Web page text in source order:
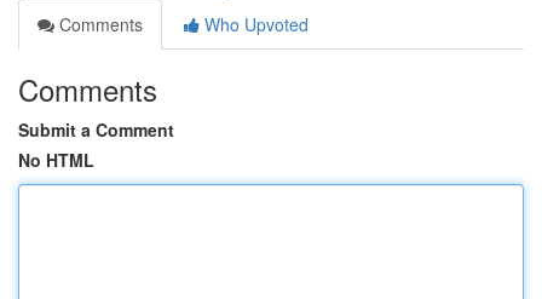
Comments
Who Upvoted
Comments
Submit a Comment
No HTML